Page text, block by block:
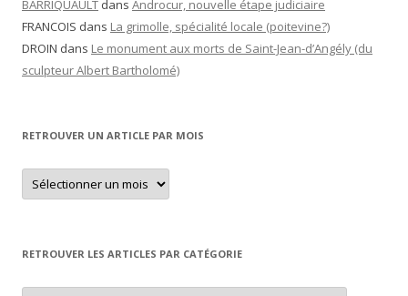
BARRIQUAULT dans Androcur, nouvelle étape judiciaire
FRANCOIS dans La grimolle, spécialité locale (poitevine?)
DROIN dans Le monument aux morts de Saint-Jean-d’Angély (du
sculpteur Albert Bartholomé)
RETROUVER UN ARTICLE PAR MOIS
Retrouver
un
article
RETROUVER LES ARTICLES PAR CATÉGORIE
Retrouver